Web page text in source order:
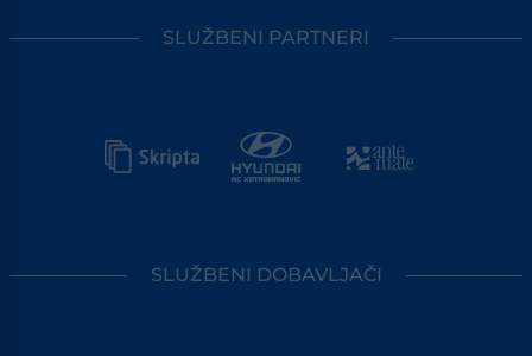
SLUŽBENI PARTNERI
SLUŽBENI DOBAVLJAČI